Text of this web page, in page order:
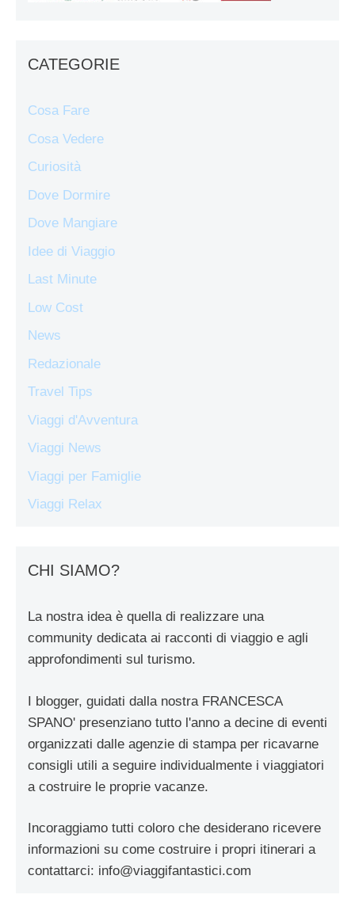
CATEGORIE
Cosa Fare
Cosa Vedere
Curiosità
Dove Dormire
Dove Mangiare
Idee di Viaggio
Last Minute
Low Cost
News
Redazionale
Travel Tips
Viaggi d'Avventura
Viaggi News
Viaggi per Famiglie
Viaggi Relax
CHI SIAMO?
La nostra idea è quella di realizzare una
community dedicata ai racconti di viaggio e agli
approfondimenti sul turismo.
I blogger, guidati dalla nostra FRANCESCA
SPANO' presenziano tutto l'anno a decine di eventi
organizzati dalle agenzie di stampa per ricavarne
consigli utili a seguire individualmente i viaggiatori
a costruire le proprie vacanze.
Incoraggiamo tutti coloro che desiderano ricevere
informazioni su come costruire i propri itinerari a
contattarci: info@viaggifantastici.com